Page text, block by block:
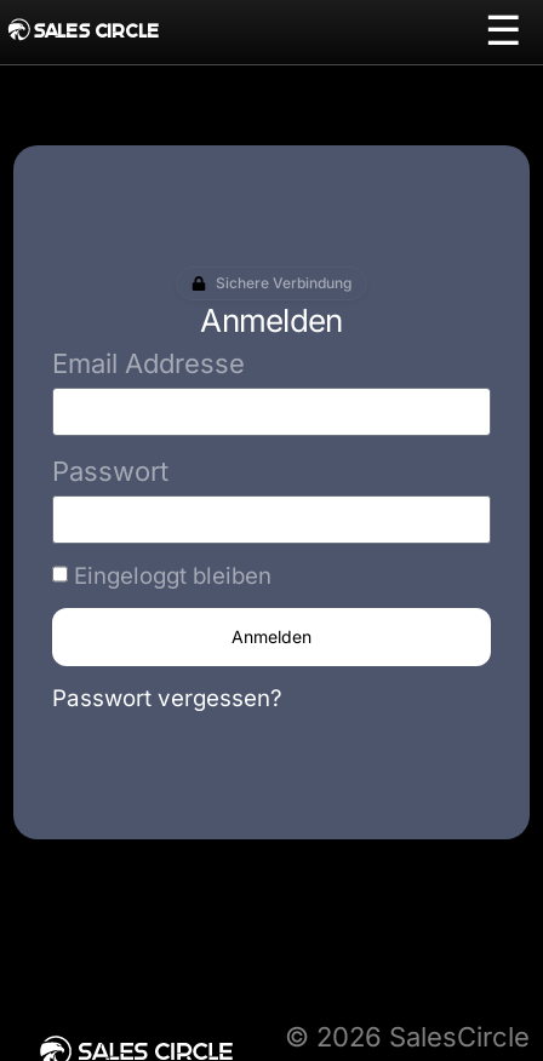
SALES CIRCLE ☰
Sichere Verbindung
Anmelden
Email Addresse
Passwort
Eingeloggt bleiben
Anmelden
Passwort vergessen?
© 2026 SalesCircle